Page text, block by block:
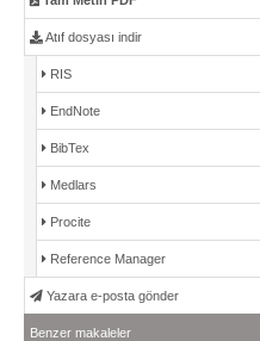
Atıf dosyası indir
RIS
EndNote
BibTex
Medlars
Procite
Reference Manager
Yazara e-posta gönder
Benzer makaleler